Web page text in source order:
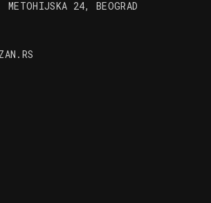
24, BEOGRAD